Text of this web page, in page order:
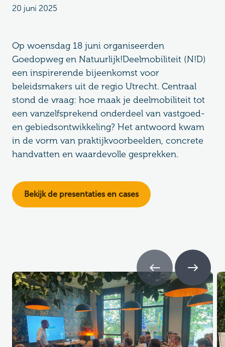
20 juni 2025
Op woensdag 18 juni organiseerden
Goedopweg en Natuurlijk!Deelmobiliteit (N!D)
een inspirerende bijeenkomst voor
beleidsmakers uit de regio Utrecht. Centraal
stond de vraag: hoe maak je deelmobiliteit tot
een vanzelfsprekend onderdeel van vastgoed-
en gebiedsontwikkeling? Het antwoord kwam
in de vorm van praktijkvoorbeelden, concrete
handvatten en waardevolle gesprekken.
Bekijk de presentaties en cases